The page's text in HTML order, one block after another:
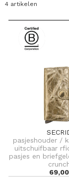
4 artikelen
pasjeshouder /
uitschuifbaar
pasjes en
69,00